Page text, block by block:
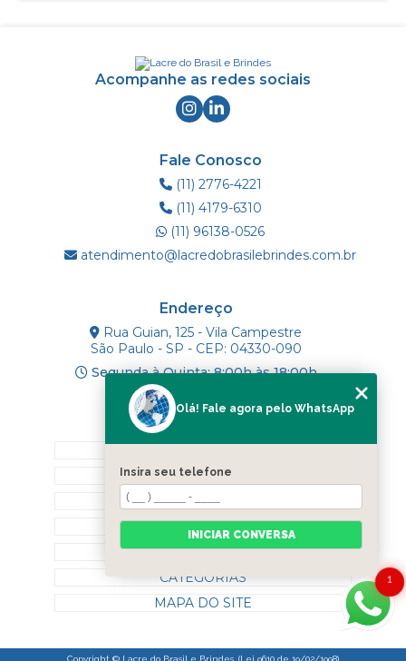
Acompanhe as redes sociais
Fale Conosco
(11) 2776-4221
(11) 4179-6310
(11) 96138-0526
atendimento@lacredobrasilebrindes.com.br
Endereço
Rua Guian, 125 - Vila Campestre
São Paulo - SP - CEP: 04330-090
Segunda à Quinta: 8:00h às 18:00h
Mapa do Site
SOBRE NÓS
PRODUTOS
BLOG
CONTATO
CATEGORIAS
MAPA DO SITE
Copyright © Lacre do Brasil e Brindes. (Lei 9610 de 19/02/1998)
1
Olá! Fale agora pelo WhatsApp
Insira seu telefone
INICIAR CONVERSA